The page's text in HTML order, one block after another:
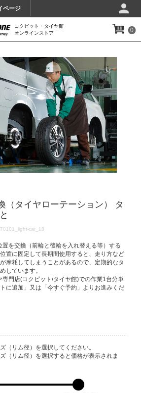
ページ
コクピット・タイヤ館
オンラインストア
0
（タイヤローテーション） タ
car_18
置を交換（前輪と後輪を入れ替える等）する
置に固定して長期間使用すると、走り方など
摩耗してしまうことがあるので、定期的なタ
しています。
専門店(コクピット/タイヤ館)での作業1台分単
に追加」又は「今すぐ予約」よりお進みくだ
（リム径）を選択してください。
（リム径）を選択すると価格が表示されま